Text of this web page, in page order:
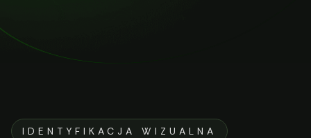
IDENTYFIKACJA WIZUALNA